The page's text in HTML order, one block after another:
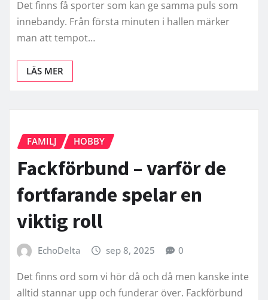
Det finns få sporter som kan ge samma puls som
innebandy. Från första minuten i hallen märker
man att tempot…
LÄS MER
FAMILJ HOBBY
Fackförbund – varför de
fortfarande spelar en
viktig roll
EchoDelta sep 8, 2025 0
Det finns ord som vi hör då och då men kanske inte
alltid stannar upp och funderar över. Fackförbund